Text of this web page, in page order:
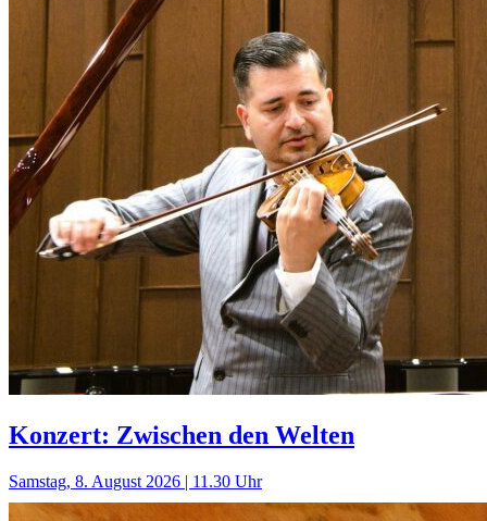
Konzert: Zwischen den Welten
Samstag, 8. August 2026 | 11.30 Uhr